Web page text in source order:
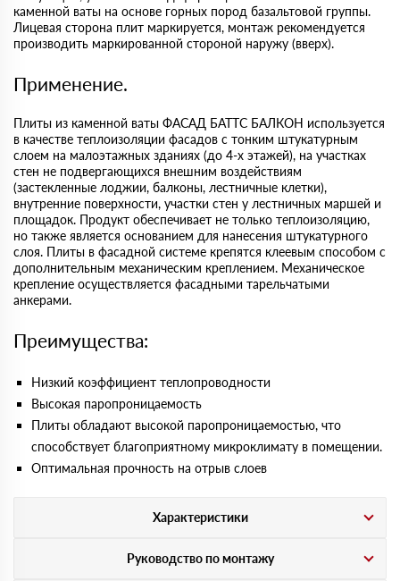
каменной ваты на основе горных пород базальтовой группы.
Лицевая сторона плит маркируется, монтаж рекомендуется
производить маркированной стороной наружу (вверх).
Применение.
Плиты из каменной ваты ФАСАД БАТТС БАЛКОН используется
в качестве теплоизоляции фасадов с тонким штукатурным
слоем на малоэтажных зданиях (до 4-х этажей), на участках
стен не подвергающихся внешним воздействиям
(застекленные лоджии, балконы, лестничные клетки),
внутренние поверхности, участки стен у лестничных маршей и
площадок. Продукт обеспечивает не только теплоизоляцию,
но также является основанием для нанесения штукатурного
слоя. Плиты в фасадной системе крепятся клеевым способом с
дополнительным механическим креплением. Механическое
крепление осуществляется фасадными тарельчатыми
анкерами.
Преимущества:
Низкий коэффициент теплопроводности
Высокая паропроницаемость
Плиты обладают высокой паропроницаемостью, что
способствует благоприятному микроклимату в помещении.
Оптимальная прочность на отрыв слоев
Характеристики
Руководство по монтажу